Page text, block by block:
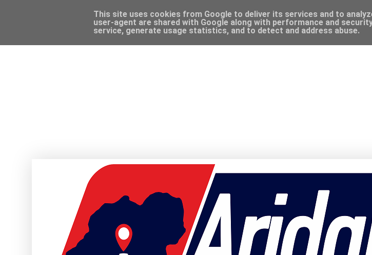
This site uses cookies from Google to deliver its services and to
user-agent are shared with Google along with performance and
service, generate usage statistics, and to detect and address abuse.